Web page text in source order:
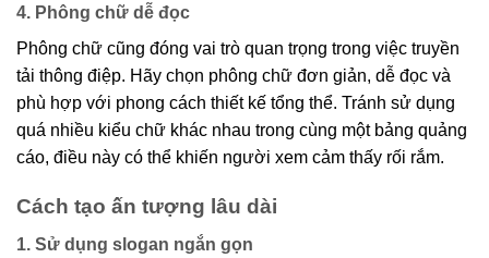
4. Phông chữ dễ đọc
Phông chữ cũng đóng vai trò quan trọng trong việc truyền
tải thông điệp. Hãy chọn phông chữ đơn giản, dễ đọc và
phù hợp với phong cách thiết kế tổng thể. Tránh sử dụng
quá nhiều kiểu chữ khác nhau trong cùng một bảng quảng
cáo, điều này có thể khiến người xem cảm thấy rối rắm.
Cách tạo ấn tượng lâu dài
1. Sử dụng slogan ngắn gọn